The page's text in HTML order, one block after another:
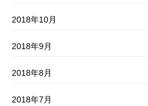
2018年10月
2018年9月
2018年8月
2018年7月